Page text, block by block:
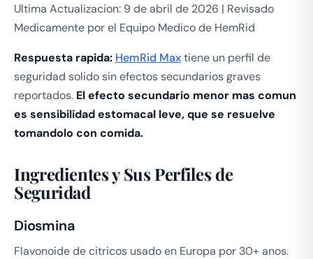
Ultima Actualizacion: 9 de abril de 2026 | Revisado
Medicamente por el Equipo Medico de HemRid
Respuesta rapida: HemRid Maxtiene un perfil de
seguridad solido sin efectos secundarios graves
reportados. El efecto secundario menor mas comun
es sensibilidad estomacal leve, que se resuelve
tomandolo con comida.
Ingredientes y Sus Perfiles de
Seguridad
Diosmina
Flavonoide de citricos usado en Europa por 30+ anos.